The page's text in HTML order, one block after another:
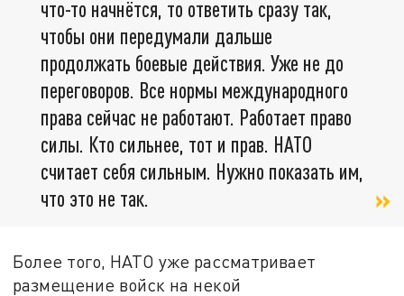
что-то начнётся, то ответить сразу так,
чтобы они передумали дальше
продолжать боевые действия. Уже не до
переговоров. Все нормы международного
права сейчас не работают. Работает право
силы. Кто сильнее, тот и прав. НАТО
считает себя сильным. Нужно показать им,
что это не так.
Более того, НАТО уже рассматривает
размещение войск на некой